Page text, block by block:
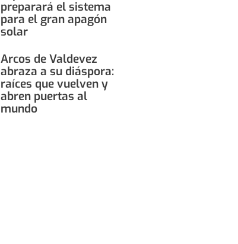
preparará el sistema
para el gran apagón
solar
Arcos de Valdevez
abraza a su diáspora:
raíces que vuelven y
abren puertas al
mundo